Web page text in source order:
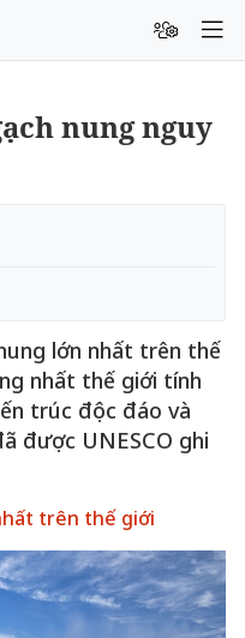
nung nguy
lớn nhất trên thế
nhất thế giới tính
trúc độc đáo và
được UNESCO ghi
trên thế giới